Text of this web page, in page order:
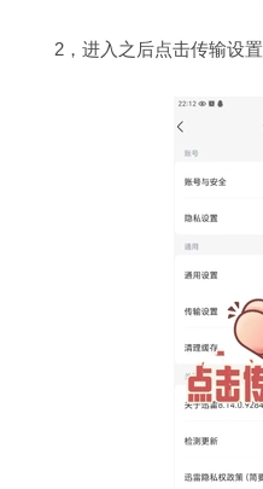
2，进入之后点击传输设置